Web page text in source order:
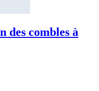
combles à